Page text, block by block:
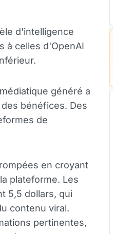
d'intelligence
à celles d'OpenAI
généré a
bénéfices. Des
de
en croyant
plateforme. Les
5,5 dollars, qui
contenu viral.
pertinentes,